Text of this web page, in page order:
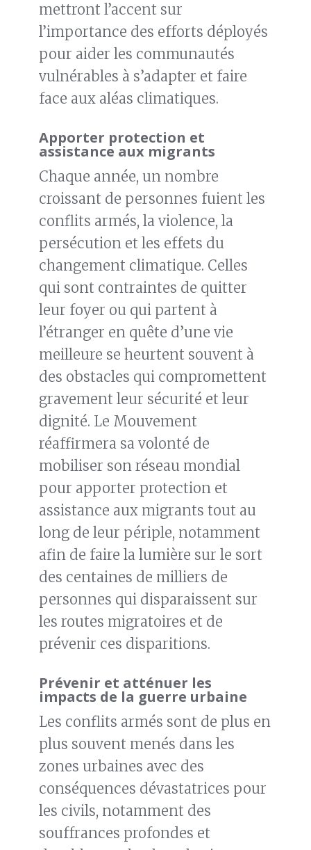
mettront l’accent sur
l’importance des efforts déployés
pour aider les communautés
vulnérables à s’adapter et faire
face aux aléas climatiques.
Apporter protection et
assistance aux migrants
Chaque année, un nombre
croissant de personnes fuient les
conflits armés, la violence, la
persécution et les effets du
changement climatique. Celles
qui sont contraintes de quitter
leur foyer ou qui partent à
l’étranger en quête d’une vie
meilleure se heurtent souvent à
des obstacles qui compromettent
gravement leur sécurité et leur
dignité. Le Mouvement
réaffirmera sa volonté de
mobiliser son réseau mondial
pour apporter protection et
assistance aux migrants tout au
long de leur périple, notamment
afin de faire la lumière sur le sort
des centaines de milliers de
personnes qui disparaissent sur
les routes migratoires et de
prévenir ces disparitions.
Prévenir et atténuer les
impacts de la guerre urbaine
Les conflits armés sont de plus en
plus souvent menés dans les
zones urbaines avec des
conséquences dévastatrices pour
les civils, notamment des
souffrances profondes et